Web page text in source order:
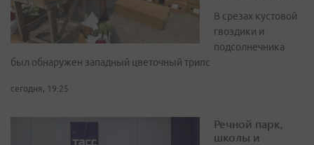
В срезах кустовой
гвоздики и
подсолнечника
был обнаружен западный цветочный трипс
сегодня, 19:25
Речной парк,
школы и